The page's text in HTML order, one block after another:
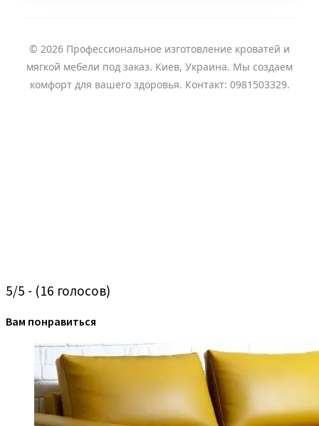
© 2026 Профессиональное изготовление кроватей и
мягкой мебели под заказ. Киев, Украина. Мы создаем
комфорт для вашего здоровья. Контакт: 0981503329.
5/5 - (16 голосов)
Вам понравиться